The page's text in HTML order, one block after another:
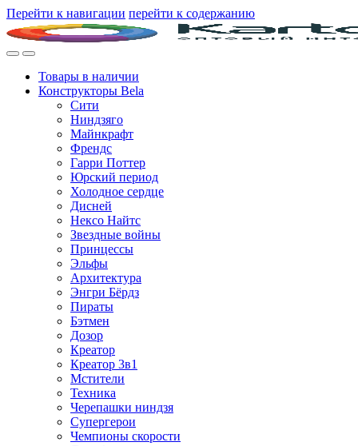
Перейти к навигации перейти к содержанию
Товары в наличии
Конструкторы Bela
Сити
Ниндзяго
Майнкрафт
Френдс
Гарри Поттер
Юрский период
Холодное сердце
Дисней
Нексо Найтс
Звездные войны
Принцессы
Эльфы
Архитектура
Энгри Бёрдз
Пираты
Бэтмен
Дозор
Креатор
Креатор 3в1
Мстители
Техника
Черепашки ниндзя
Супергерои
Чемпионы скорости